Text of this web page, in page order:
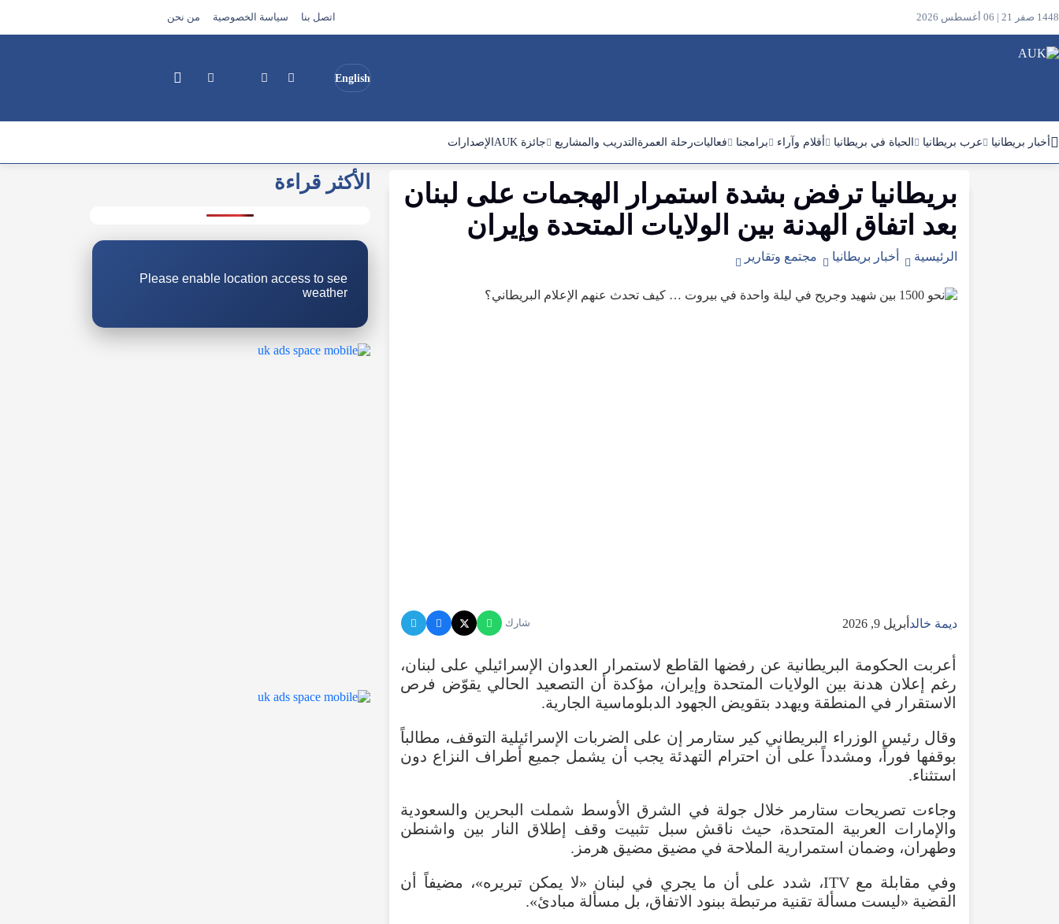
1448 صفر 21 | 06 أغسطس 2026 اتصل بنا سياسة الخصوصية من نحن
English
أخبار بريطانيا عرب بريطانيا الحياة في بريطانيا أقلام وآراء برامجنا فعالياترحلة العمرة التدريب والمشاريع جائزة AUK الإصدارات
بريطانيا ترفض بشدة استمرار الهجمات على لبنان
بعد اتفاق الهدنة بين الولايات المتحدة وإيران
الرئيسية أخبار بريطانيا مجتمع وتقارير
ديمة خالد أبريل 9, 2026 شارك
أعربت الحكومة البريطانية عن رفضها القاطع لاستمرار العدوان الإسرائيلي على لبنان،
رغم إعلان هدنة بين الولايات المتحدة وإيران، مؤكدة أن التصعيد الحالي يقوّض فرص
الاستقرار في المنطقة ويهدد بتقويض الجهود الدبلوماسية الجارية.
وقال رئيس الوزراء البريطاني كير ستارمر إن على الضربات الإسرائيلية التوقف، مطالباً
بوقفها فوراً، ومشدداً على أن احترام التهدئة يجب أن يشمل جميع أطراف النزاع دون
استثناء.
وجاءت تصريحات ستارمر خلال جولة في الشرق الأوسط شملت البحرين والسعودية
والإمارات العربية المتحدة، حيث ناقش سبل تثبيت وقف إطلاق النار بين واشنطن
وطهران، وضمان استمرارية الملاحة في مضيق مضيق هرمز.
وفي مقابلة مع ITV، شدد على أن ما يجري في لبنان «لا يمكن تبريره»، مضيفاً أن
القضية «ليست مسألة تقنية مرتبطة ببنود الاتفاق، بل مسألة مبادئ».
الأكثر قراءة
Please enable location access to see
weather